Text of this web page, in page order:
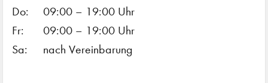
Do:
09:00 – 19:00 Uhr
Fr:
09:00 – 19:00 Uhr
Sa:
nach Vereinbarung